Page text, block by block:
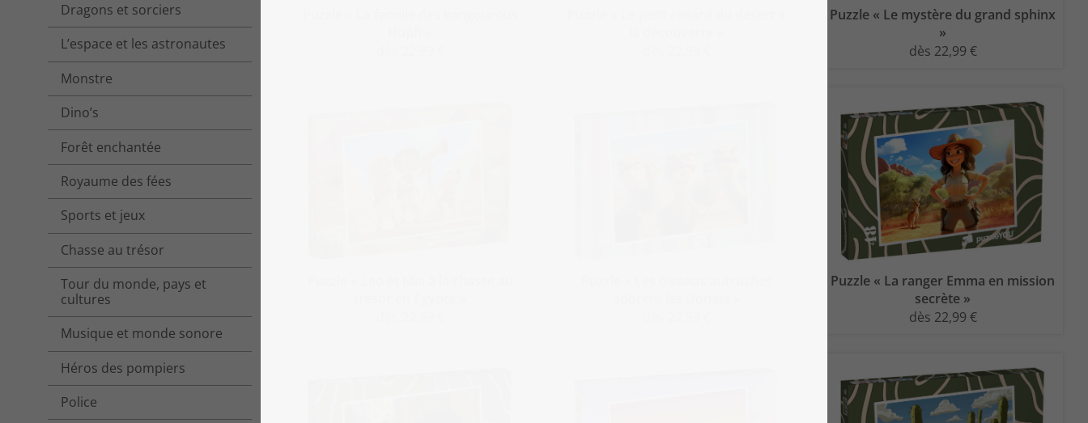
Dragons et sorciers
L’espace et les astronautes
Monstre
Dino’s
Forêt enchantée
Royaume des fées
Sports et jeux
Chasse au trésor
Tour du monde, pays et
cultures
Musique et monde sonore
Héros des pompiers
Police
Puzzle « Le mystère du grand sphinx
»
dès 22,99 €
Puzzle « La ranger Emma en mission
secrète »
dès 22,99 €